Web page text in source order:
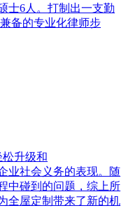
士6人。打制出一支勤
备的专业化律师步
升级和
业社会义务的表现。随
中碰到的问题，综上所
全屋定制带来了新的机